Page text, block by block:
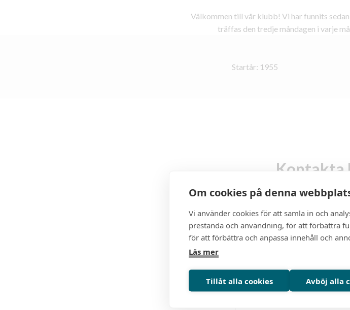
Välkommen till vår klubb! Vi har funnits
träffas den tredje måndagen i varje
Startår: 1955
Kontakta
För- och efternamn:
Välj klubb:
Om cookies på denna
Vi använder cookies för att samla in och
prestanda och användning, för att förbättra
för att förbättra och anpassa innehåll och
Läs mer
Tillåt alla cookies Avböj alla